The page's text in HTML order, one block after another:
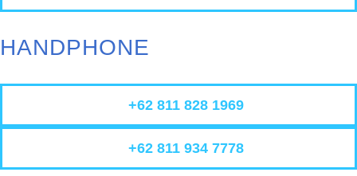
HANDPHONE
+62 811 828 1969
+62 811 934 7778